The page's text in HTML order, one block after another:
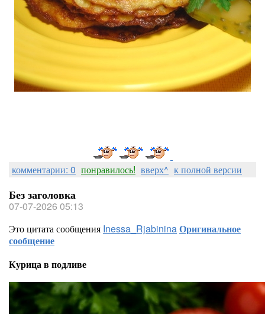
комментарии: 0 понравилось! вверх^ к полной версии
Без заголовка
07-07-2026 05:13
Это цитата сообщения Inessa_RjabininaОригинальное
сообщение
Курица в подливе